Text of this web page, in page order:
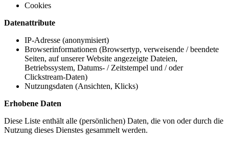
Cookies
Datenattribute
IP-Adresse (anonymisiert)
Browserinformationen (Browsertyp, verweisende / beendete
Seiten, auf unserer Website angezeigte Dateien,
Betriebssystem, Datums- / Zeitstempel und / oder
Clickstream-Daten)
Nutzungsdaten (Ansichten, Klicks)
Erhobene Daten
Diese Liste enthält alle (persönlichen) Daten, die von oder durch die
Nutzung dieses Dienstes gesammelt werden.